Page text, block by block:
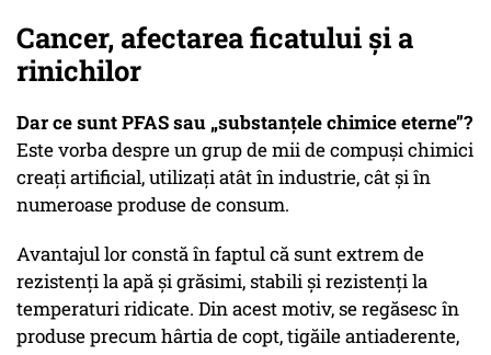
Cancer, afectarea ficatului și a
rinichilor
Dar ce sunt PFAS sau „substanțele chimice eterne”?
Este vorba despre un grup de mii de compuși chimici
creați artificial, utilizați atât în industrie, cât și în
numeroase produse de consum.
Avantajul lor constă în faptul că sunt extrem de
rezistenți la apă și grăsimi, stabili și rezistenți la
temperaturi ridicate. Din acest motiv, se regăsesc în
produse precum hârtia de copt, tigăile antiaderente,